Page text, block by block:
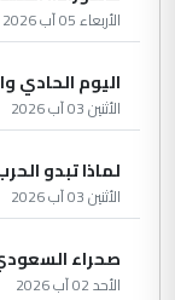
الأربعاء 05 آب 2026
اليوم الحادي
الأثنين 03 آب 2026
لماذا تبدو
الأثنين 03 آب 2026
صحراء
الأحد 02 آب 2026